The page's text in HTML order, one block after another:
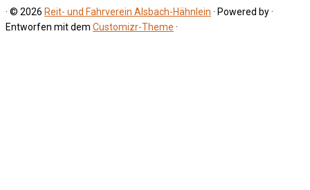
· © 2026 Reit- und Fahrverein Alsbach-Hähnlein · Powered by·
Entworfen mit dem Customizr-Theme ·